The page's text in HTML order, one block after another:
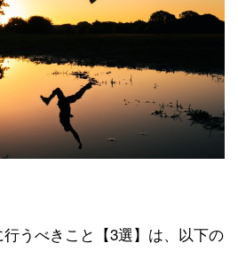
うべきこと【3選】は、以下の